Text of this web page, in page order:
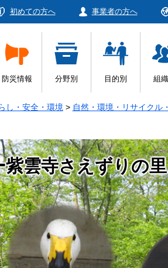
初めての方へ 事業者の方へ
防災情報 分野別 目的別 組
し・安全・環境 > 自然・環境・リサイクル
雲寺さえずりの里